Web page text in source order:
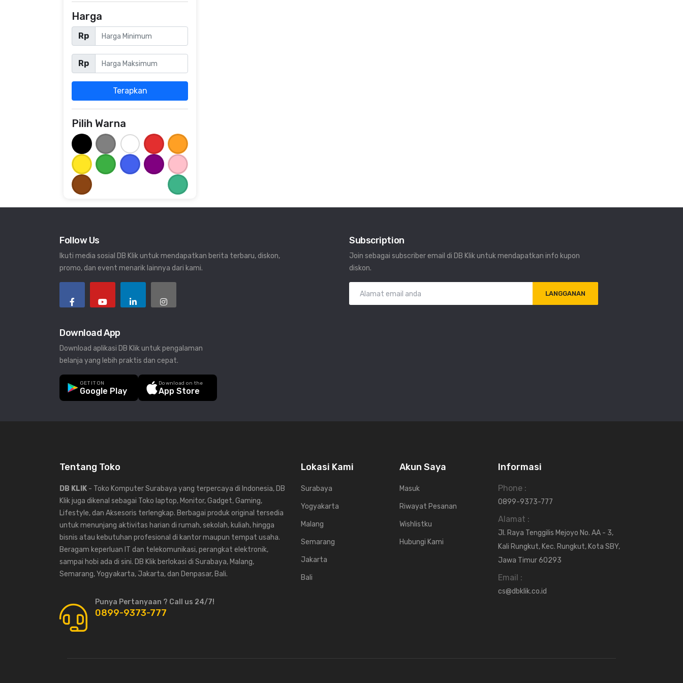
Harga
Rp
Rp
Terapkan
Pilih Warna
Follow Us
Ikuti media sosial DB Klik untuk mendapatkan berita terbaru, diskon,
promo, dan event menarik lainnya dari kami.
Subscription
Join sebagai subscriber email di DB Klik untuk mendapatkan info kupon
diskon.
LANGGANAN
Download App
Download aplikasi DB Klik untuk pengalaman
belanja yang lebih praktis dan cepat.
GET IT ON
Google Play
Download on the
App Store
Tentang Toko
DB KLIK - Toko Komputer Surabaya yang terpercaya di Indonesia, DB
Klik juga dikenal sebagai Toko laptop, Monitor, Gadget, Gaming,
Lifestyle, dan Aksesoris terlengkap. Berbagai produk original tersedia
untuk menunjang aktivitas harian di rumah, sekolah, kuliah, hingga
bisnis atau kebutuhan profesional di kantor maupun tempat usaha.
Beragam keperluan IT dan telekomunikasi, perangkat elektronik,
sampai hobi ada di sini. DB Klik berlokasi di Surabaya, Malang,
Semarang, Yogyakarta, Jakarta, dan Denpasar, Bali.
Punya Pertanyaan ? Call us 24/7!
0899-9373-777
Lokasi Kami
Surabaya
Yogyakarta
Malang
Semarang
Jakarta
Bali
Akun Saya
Masuk
Riwayat Pesanan
Wishlistku
Hubungi Kami
Informasi
Phone :
0899-9373-777
Alamat :
Jl. Raya Tenggilis Mejoyo No. AA - 3,
Kali Rungkut, Kec. Rungkut, Kota SBY,
Jawa Timur 60293
Email :
cs@dbklik.co.id